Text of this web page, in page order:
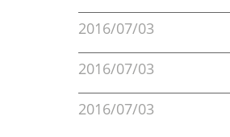
2016/07/03
2016/07/03
2016/07/03